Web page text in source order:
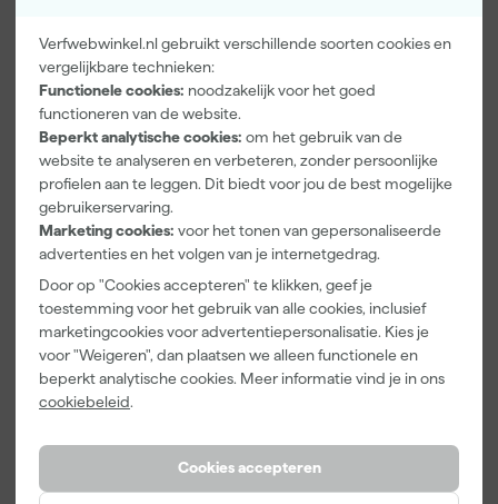
Verfwebwinkel.nl gebruikt verschillende soorten cookies en
vergelijkbare technieken:
Functionele cookies: noodzakelijk voor het goed
functioneren van de website.
Beperkt analytische cookies: om het gebruik van de
website te analyseren en verbeteren, zonder persoonlijke
profielen aan te leggen. Dit biedt voor jou de best mogelijke
gebruikerservaring.
Marketing cookies: voor het tonen van gepersonaliseerde
advertenties en het volgen van je internetgedrag.
Door op "Cookies accepteren" te klikken, geef je
toestemming voor het gebruik van alle cookies, inclusief
marketingcookies voor advertentiepersonalisatie. Kies je
voor "Weigeren", dan plaatsen we alleen functionele en
beperkt analytische cookies. Meer informatie vind je in ons
cookiebeleid.
Cookies accepteren
Kenmerken
Geslacht
Maat
Polyester
Pasvorm
Bekijk alle kenmerken
Vaak gekocht met
Kassakorting Onze Top 10